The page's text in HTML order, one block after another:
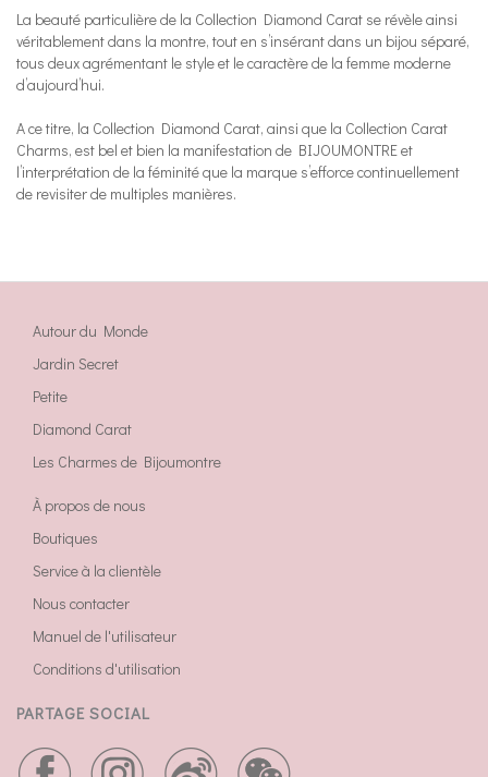
La beauté particulière de la Collection Diamond Carat se révèle ainsi
véritablement dans la montre, tout en s’insérant dans un bijou séparé,
tous deux agrémentant le style et le caractère de la femme moderne
d’aujourd’hui.
A ce titre, la Collection Diamond Carat, ainsi que la Collection Carat
Charms, est bel et bien la manifestation de BIJOUMONTRE et
l’interprétation de la féminité que la marque s’efforce continuellement
de revisiter de multiples manières.
Autour du Monde
Jardin Secret
Petite
Diamond Carat
Les Charmes de Bijoumontre
À propos de nous
Boutiques
Service à la clientèle
Nous contacter
Manuel de l'utilisateur
Conditions d'utilisation
PARTAGE SOCIAL